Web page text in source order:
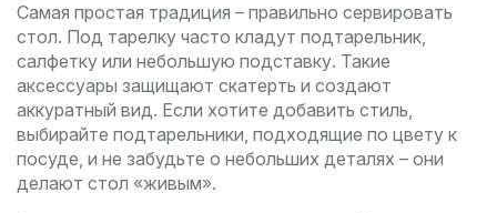
Самая простая традиция – правильно сервировать
стол. Под тарелку часто кладут подтарельник,
салфетку или небольшую подставку. Такие
аксессуары защищают скатерть и создают
аккуратный вид. Если хотите добавить стиль,
выбирайте подтарельники, подходящие по цвету к
посуде, и не забудьте о небольших деталях – они
делают стол «живым».